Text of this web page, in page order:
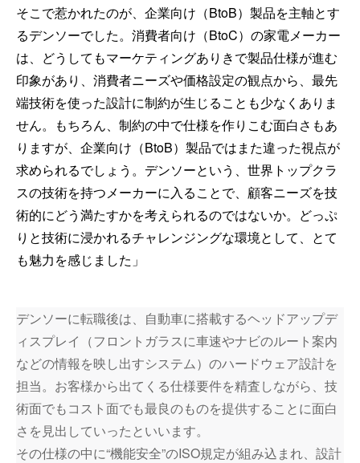
そこで惹かれたのが、企業向け（BtoB）製品を主軸とす
るデンソーでした。消費者向け（BtoC）の家電メーカー
は、どうしてもマーケティングありきで製品仕様が進む
印象があり、消費者ニーズや価格設定の観点から、最先
端技術を使った設計に制約が生じることも少なくありま
せん。もちろん、制約の中で仕様を作りこむ面白さもあ
りますが、企業向け（BtoB）製品ではまた違った視点が
求められるでしょう。デンソーという、世界トップクラ
スの技術を持つメーカーに入ることで、顧客ニーズを技
術的にどう満たすかを考えられるのではないか。どっぷ
りと技術に浸かれるチャレンジングな環境として、とて
も魅力を感じました」
デンソーに転職後は、自動車に搭載するヘッドアップデ
ィスプレイ（フロントガラスに車速やナビのルート案内
などの情報を映し出すシステム）のハードウェア設計を
担当。お客様から出てくる仕様要件を精査しながら、技
術面でもコスト面でも最良のものを提供することに面白
さを見出していったといいます。
その仕様の中に“機能安全”のISO規定が組み込まれ、設計